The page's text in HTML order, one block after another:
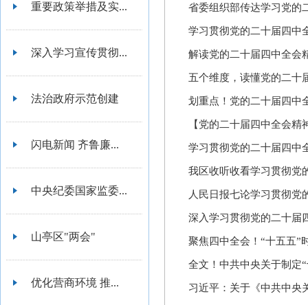
重要政策举措及实...
深入学习宣传贯彻...
法治政府示范创建
闪电新闻 齐鲁廉...
中央纪委国家监委...
山亭区"两会"
优化营商环境 推...
省委组织部传达学习党的
学习贯彻党的二十届四中
解读党的二十届四中全会
五个维度，读懂党的二十
划重点！党的二十届四中
【党的二十届四中全会
学习贯彻党的二十届四中
我区收听收看学习贯彻党
人民日报七论学习贯彻党
深入学习贯彻党的二十届
聚焦四中全会！“十五五”
全文！中共中央关于制定
习近平：关于《中共中央